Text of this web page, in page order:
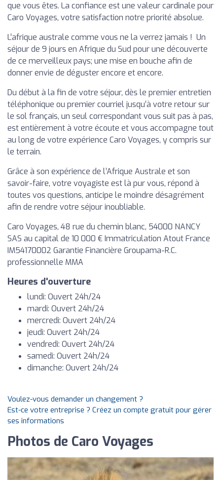
que vous êtes. La confiance est une valeur cardinale pour
Caro Voyages, votre satisfaction notre priorité absolue.
L’afrique australe comme vous ne la verrez jamais ! Un
séjour de 9 jours en Afrique du Sud pour une découverte
de ce merveilleux pays; une mise en bouche afin de
donner envie de déguster encore et encore.
Du début à la fin de votre séjour, dès le premier entretien
téléphonique ou premier courriel jusqu’à votre retour sur
le sol français, un seul correspondant vous suit pas à pas,
est entièrement à votre écoute et vous accompagne tout
au long de votre expérience Caro Voyages, y compris sur
le terrain.
Grâce à son expérience de l’Afrique Australe et son
savoir-faire, votre voyagiste est là pur vous, répond à
toutes vos questions, anticipe le moindre désagrément
afin de rendre votre séjour inoubliable.
Caro Voyages, 48 rue du chemin blanc, 54000 NANCY
SAS au capital de 10 000 € Immatriculation Atout France
IM54170002 Garantie Financière Groupama-R.C.
professionnelle MMA
Heures d'ouverture
lundi: Ouvert 24h/24
mardi: Ouvert 24h/24
mercredi: Ouvert 24h/24
jeudi: Ouvert 24h/24
vendredi: Ouvert 24h/24
samedi: Ouvert 24h/24
dimanche: Ouvert 24h/24
Voulez-vous demander un changement ?
Est-ce votre entreprise ? Créez un compte gratuit pour gérer
ses informations
Photos de Caro Voyages